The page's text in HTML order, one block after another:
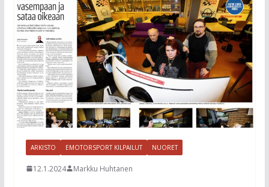
ARKISTO EMOTORSPORT KILPAILUT NUORET
12.1.2024 Markku Huhtanen